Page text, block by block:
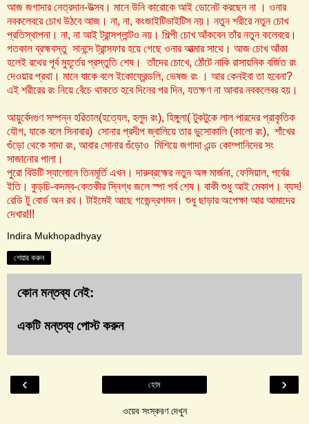
আজ জগাদার নেত্রদান-উত্সব। মানে উনি কারোকে আই ডোনেট করছেন না । ওনার
নবকলেবরে চোখ উঠবে আজ। না, না, কংজাইটিভাইটিস নয়। নতুন শরীরে নতুন চোখ
প্রতিস্থাপনা। না, না আই ট্রান্সপ্লান্টও নয়। শিল্পী চোখ আঁকবেন তাঁর নতুন কলেবরে।
গতকাল ব্রহ্মবস্তু সানন্দে ট্রান্সফার হয়ে গেছে ওনার আত্মার সাথে। আজ চোখ আঁকা
হলেই রথের পূর্ব মুহূর্তের প্রস্তুতি শেষ। তাঁদের চোখে, ঠোঁটে নাকি রাসায়নিক বর্জিত রং
দেওয়ার প্রথা। মানে যাকে বলে ইকোফ্রেন্ডলি, ভেষজ রং । আর কেন‌ইবা তা হবেনা?
এই শরীরের রং নিয়ে বেঁচে থাকতে হবে দিনের পর দিন, যতক্ষণ না আবার নবকলেবর হয়।
আয়ুর্বেদগুণ সম্পন্ন হরিতাল(হত্যেল, হলুদ রং), হিঙ্গুলা( টুকটুকে লাল পারদের প্রাকৃতিক
যৌগ, যাকে বলে সিনাবার) সোনার প্রদীপ জ্বালিয়ে তার ভুসোকালি (কালো রং), শাঁখের
গুঁড়ো থেকে সাদা রং, আবার সোনার গুঁড়ো‌ও মিশিয়ে জগাদা এন্ড কোম্পানিদের সং
সাজানোর পালা।
পুরো বিউটি স্যালোনে তিনমূর্তি এখন। দারুব্রহ্মের নতুন অঙ্গ মার্জনা, ফেসিয়াল, পর্বের
ইতি। কুড়চি-কদম্ব-কেতকীর স্নিগ্ধ জলে স্পা পর্ব শেষ। বাকী শুধু আই মেকাপ। ব্যস!
রেডি টু বোর্ড অন রথ। টাইমেই আছে গজেন্দ্রগমন। শুধু ছাড়ার অপেক্ষা আর আমাদের
দেখার!!!
Indira Mukhopadhyay
শেয়ার করুন
কোন মন্তব্য নেই:
একটি মন্তব্য পোস্ট করুন
‹ ›
হোম
ওয়েব সংস্করণ দেখুন